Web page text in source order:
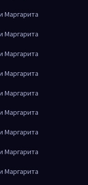
Маргарита
Маргарита
Маргарита
Маргарита
Маргарита
Маргарита
Маргарита
Маргарита
Маргарита